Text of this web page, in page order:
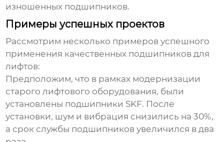
изношенных подшипников.
Примеры успешных проектов
Рассмотрим несколько примеров успешного
применения качественных подшипников для
лифтов:
Предположим, что в рамках модернизации
старого лифтового оборудования, были
установлены подшипники SKF. После
установки, шум и вибрация снизились на 30%,
а срок службы подшипников увеличился в два